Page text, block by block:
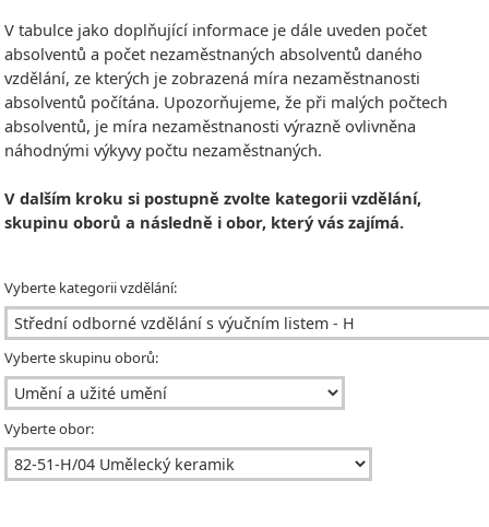
V tabulce jako doplňující informace je dále uveden počet
absolventů a počet nezaměstnaných absolventů daného
vzdělání, ze kterých je zobrazená míra nezaměstnanosti
absolventů počítána. Upozorňujeme, že při malých počtech
absolventů, je míra nezaměstnanosti výrazně ovlivněna
náhodnými výkyvy počtu nezaměstnaných.
V dalším kroku si postupně zvolte kategorii vzdělání,
skupinu oborů a následně i obor, který vás zajímá.
Vyberte kategorii vzdělání:
Vyberte skupinu oborů:
Vyberte obor: